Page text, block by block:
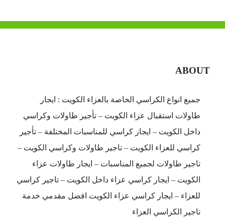
ABOUT
جميع انواع الكراسي الخاصة بالعزاء الكويت : ايجار
طاولات استقبال عزاء الكويت – تأجير طاولات وكراسي
داخل الكويت – ايجار كراسي للمناسبات المختلفة – تأجير
كراسي للعزاء الكويت – تاجير طاولات وكراسي الكويت –
تاجير طاولات لجميع المناسبات – ايجار طاولات عزاء
الكويت – ايجار كراسي عزاء داخل الكويت – تاجير كراسي
للعزاء – ايجار كراسي عزاء الكويت افضل مقدمي خدمة
تاجير الكراسي العزاء